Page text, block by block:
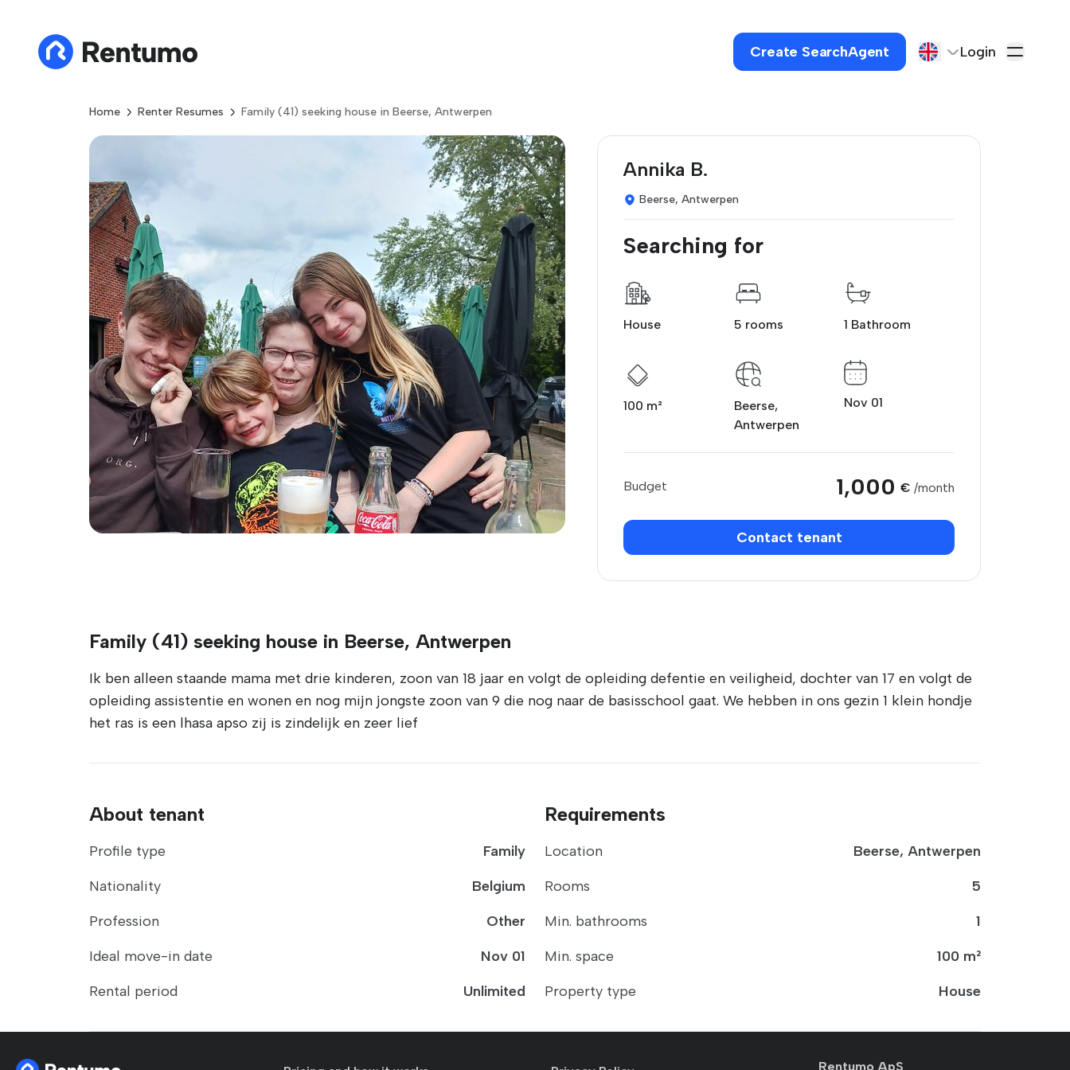
Create SearchAgent Login
Home Renter Resumes Family (41) seeking house in Beerse, Antwerpen
Annika B.
Beerse, Antwerpen
Searching for
House 5 rooms 1 Bathroom
100 m²
Beerse,
Antwerpen
Nov 01
Budget 1,000 € /month
Contact tenant
Family (41) seeking house in Beerse, Antwerpen
Ik ben alleen staande mama met drie kinderen, zoon van 18 jaar en volgt de opleiding defentie en veiligheid, dochter van 17 en volgt de
opleiding assistentie en wonen en nog mijn jongste zoon van 9 die nog naar de basisschool gaat. We hebben in ons gezin 1 klein hondje
het ras is een lhasa apso zij is zindelijk en zeer lief
About tenant
Profile type
Family
Nationality
Belgium
Profession
Other
Ideal move-in date
Nov 01
Rental period
Unlimited
Requirements
Location
Beerse, Antwerpen
Rooms
5
Min. bathrooms
1
Min. space
100 m²
Property type
House
Rentumo ApS